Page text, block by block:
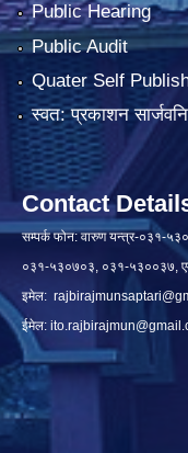
Public Hearing
Public Audit
Quater Self
स्वत: प्रकाशन
Contact
सम्पर्क फोन: वारुण यन्त्र-०३१-
०३१-५३०७०३, ०३१-५३००३७,
इमेल:
ईमेल: